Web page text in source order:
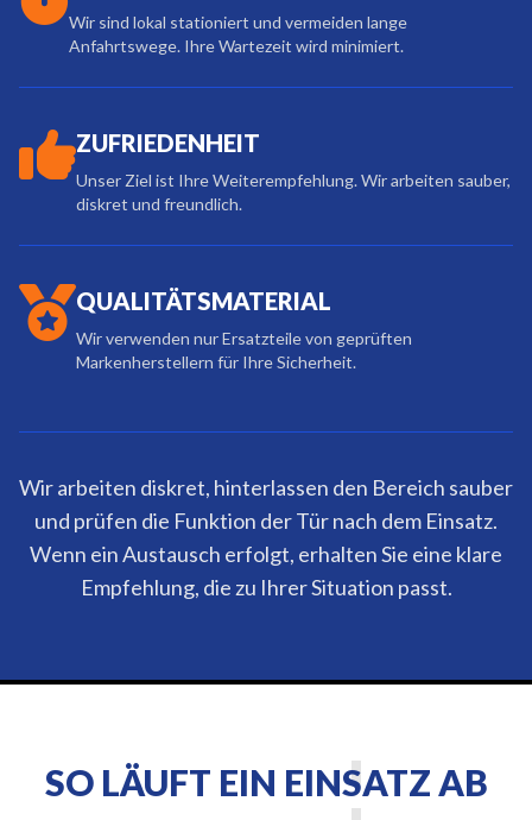
Wir sind lokal stationiert und vermeiden lange
Anfahrtswege. Ihre Wartezeit wird minimiert.
ZUFRIEDENHEIT
Unser Ziel ist Ihre Weiterempfehlung. Wir arbeiten sauber,
diskret und freundlich.
QUALITÄTSMATERIAL
Wir verwenden nur Ersatzteile von geprüften
Markenherstellern für Ihre Sicherheit.
Wir arbeiten diskret, hinterlassen den Bereich sauber
und prüfen die Funktion der Tür nach dem Einsatz.
Wenn ein Austausch erfolgt, erhalten Sie eine klare
Empfehlung, die zu Ihrer Situation passt.
SO LÄUFT EIN EINSATZ AB